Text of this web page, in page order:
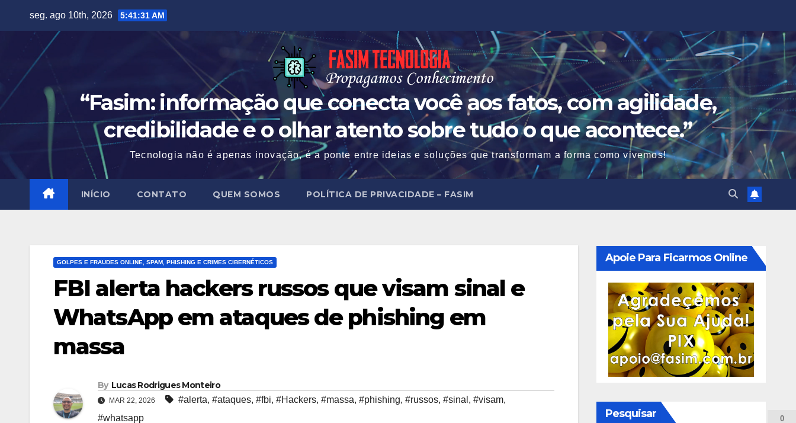
seg. ago 10th, 2026 5:41:32 AM
“Fasim: informação que conecta você aos fatos, com agilidade,
credibilidade e o olhar atento sobre tudo o que acontece.”
Tecnologia não é apenas inovação, é a ponte entre ideias e soluções que transformam a forma como vivemos!
INÍCIO CONTATO QUEM SOMOS POLÍTICA DE PRIVACIDADE – FASIM
GOLPES E FRAUDES ONLINE, SPAM, PHISHING E CRIMES CIBERNÉTICOS
FBI alerta hackers russos que visam sinal e
WhatsApp em ataques de phishing em
massa
By Lucas Rodrigues Monteiro
MAR 22, 2026 #alerta, #ataques, #fbi, #Hackers, #massa, #phishing, #russos, #sinal , #visam,
#whatsapp
Apoie Para Ficarmos Online
Pesquisar 0